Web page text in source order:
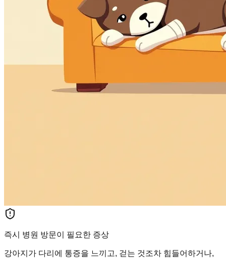
즉시 병원 방문이 필요한 증상
강아지가 다리에 통증을 느끼고, 걷는 것조차 힘들어하거나,